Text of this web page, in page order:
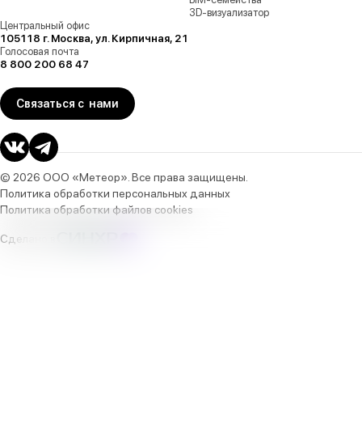
3D-визуализатор
Центральный офис
105118 г. Москва, ул. Кирпичная, 21
Голосовая почта
8 800 200 68 47
Связаться с нами
© 2026 ООО «Метеор». Все права защищены.
Политика обработки персональных данных
Политика обработки файлов cookies
Сделано в